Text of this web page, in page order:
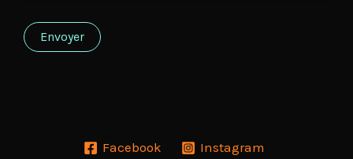
Facebook Instagram